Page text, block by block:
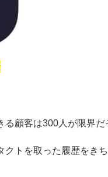
顧客は300人が限界
トを取った履歴をき